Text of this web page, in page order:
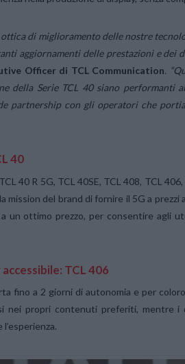
di miglioramento delle nostre
aggiornamenti delle prestazioni e dei
Officer di TCL Communication.
della Serie TCL 40 siano performanti
partnership con gli operatori che
40
40 R 5G, TCL 40SE, TCL 408, TCL
mission del brand di fornire il 5G a
un ottimo prezzo, per consentire agli
TCL 406
fino a 2 giorni di autonomia e per
nei propri contenuti preferiti, mentre i